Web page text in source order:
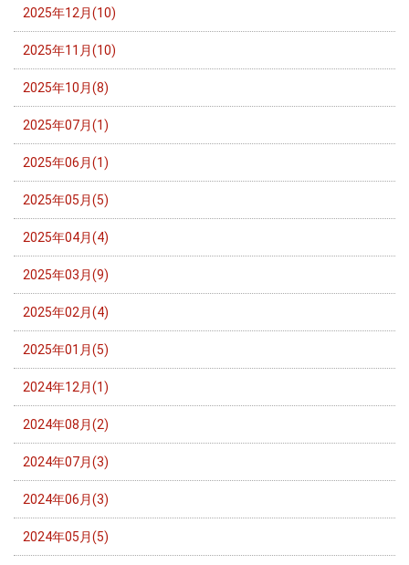
2025年12月(10)
2025年11月(10)
2025年10月(8)
2025年07月(1)
2025年06月(1)
2025年05月(5)
2025年04月(4)
2025年03月(9)
2025年02月(4)
2025年01月(5)
2024年12月(1)
2024年08月(2)
2024年07月(3)
2024年06月(3)
2024年05月(5)